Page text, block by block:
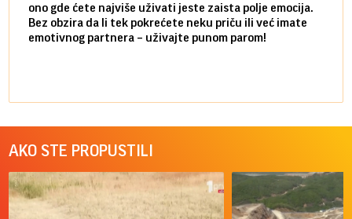
ono gde ćete najviše uživati jeste zaista polje emocija.
Bez obzira da li tek pokrećete neku priču ili već imate
emotivnog partnera – uživajte punom parom!
AKO STE PROPUSTILI